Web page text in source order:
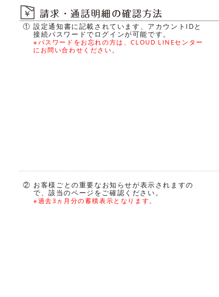
① 設定通知書に記載されています、アカウントIDと
接続パスワードでログインが可能です。
※パスワードをお忘れの方は、CLOUD LINEセンター
にお問い合わせください。
② お客様ごとの重要なお知らせが表示されますの
で、該当のページをご確認ください。
※過去3ヵ月分の蓄積表示となります。